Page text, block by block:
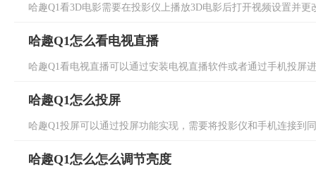
哈趣Q1看3D电影需要在投影仪上播放3D电影后打开视频设置并
哈趣Q1怎么看电视直播
哈趣Q1看电视直播可以通过安装电视直播软件或者通过手机投屏
哈趣Q1怎么投屏
哈趣Q1投屏可以通过投屏功能实现，需要将投影仪和手机连接到
哈趣Q1怎么怎么调节亮度